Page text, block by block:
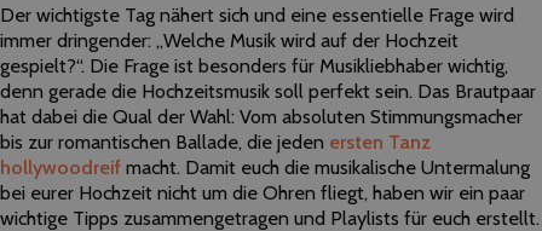
Der wichtigste Tag nähert sich und eine essentielle Frage wird
immer dringender: „Welche Musik wird auf der Hochzeit
gespielt?“. Die Frage ist besonders für Musikliebhaber wichtig,
denn gerade die Hochzeitsmusik soll perfekt sein. Das Brautpaar
hat dabei die Qual der Wahl: Vom absoluten Stimmungsmacher
bis zur romantischen Ballade, die jeden ersten Tanz
hollywoodreif macht. Damit euch die musikalische Untermalung
bei eurer Hochzeit nicht um die Ohren fliegt, haben wir ein paar
wichtige Tipps zusammengetragen und Playlists für euch erstellt.